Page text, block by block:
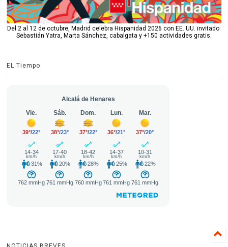
Del 2 al 12 de octubre, Madrid celebra Hispanidad 2026 con EE. UU. invitado:
Sebastián Yatra, Marta Sánchez, cabalgata y +150 actividades gratis.
EL Tiempo